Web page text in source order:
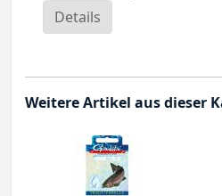
Details
Weitere Artikel aus dieser